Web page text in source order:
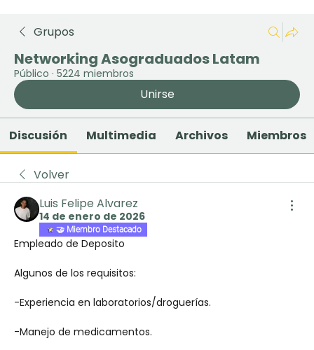
Grupos
Networking Asograduados Latam
Público · 5224 miembros
Unirse
Discusión Multimedia Archivos Miembros
Volver
Luis Felipe Alvarez
14 de enero de 2026
🤝 Miembro Destacado
Empleado de Deposito
Algunos de los requisitos:
-Experiencia en laboratorios/droguerías.
-Manejo de medicamentos.